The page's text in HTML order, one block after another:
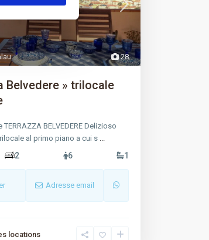
28
Belvedere » trilocale
BELVEDERE Delizioso
al primo piano a cui s ...
2 6 1
Adresse email
locations